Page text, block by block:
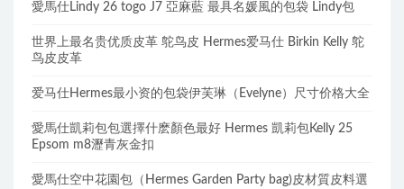
愛馬仕Lindy 26 togo J7 亞麻藍 最具名媛風的包袋 Lindy包
世界上最名贵优质皮革 鸵鸟皮 Hermes爱马仕 Birkin Kelly 鸵
鸟皮皮革
爱马仕Hermes最小资的包袋伊芙琳（Evelyne）尺寸价格大全
愛馬仕凱莉包包選擇什麽顏色最好 Hermes 凱莉包Kelly 25
Epsom m8瀝青灰金扣
愛馬仕空中花園包（Hermes Garden Party bag)皮材質皮料選